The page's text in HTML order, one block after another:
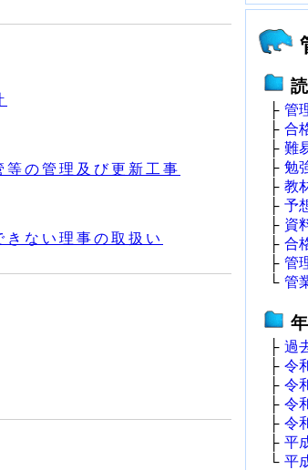
の管理及び更新工事
ない理事の取扱い
├ 管
├ 合
├ 難
├ 勉
├ 教
├ 予
├ 資
├ 合
├ 管
└ 管
├ 過
├ 令
├ 令
├ 令
├ 令
├ 平
└ 平